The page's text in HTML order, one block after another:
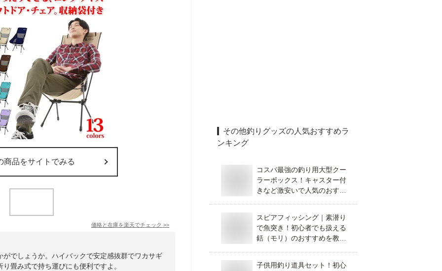
商品をサイトでみる
価格と在庫を楽天でチェック >>
でしょうか。ハイバックで安定感抜群でワカサギ
畳み式で持ち運びにも便利ですよ。
その他釣りグッズの人気おすすめラ
ンキング
コスパ最強の釣り用大型クー
ラーボックス！キャスター付
きなど激安いで人気のおすす
スピアフィッシング｜素潜り
で魚突き！初心者でも扱える
銛（モリ）のおすすめを教え
子供用釣り道具セット！初心